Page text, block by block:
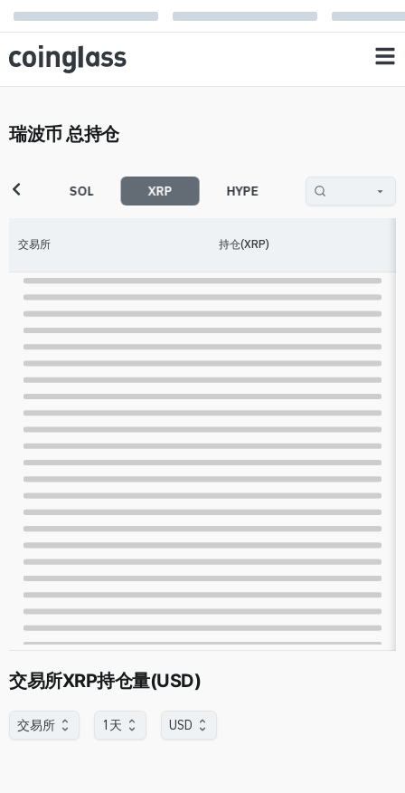
瑞波币 总持仓
SOL XRP HYPE XAU
交易所 持仓(XRP)
交易所XRP持仓量(USD)
交易所 1天 USD